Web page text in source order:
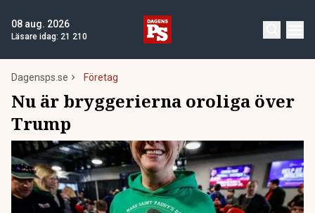
08 aug. 2026
Läsare idag: 21 210
Dagensps.se Företag
Nu är bryggerierna oroliga över
Trump